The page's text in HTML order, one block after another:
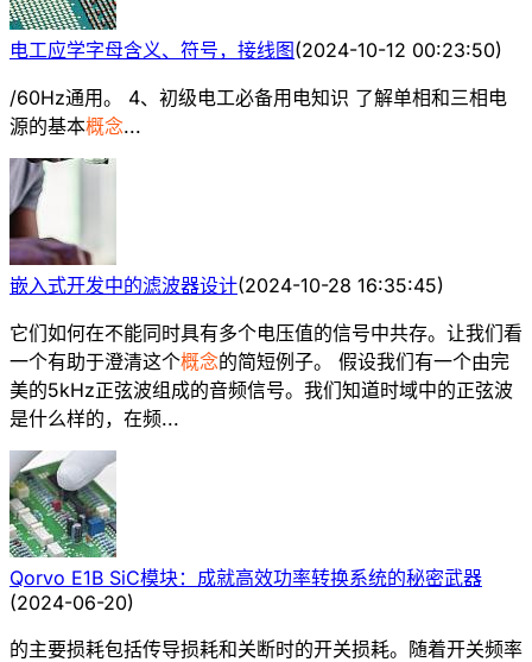
电工应学字母含义、符号，接线图(2024-10-12 00:23:50)
/60Hz通用。 4、初级电工必备用电知识 了解单相和三相电
源的基本概念...
嵌入式开发中的滤波器设计(2024-10-28 16:35:45)
它们如何在不能同时具有多个电压值的信号中共存。让我们看
一个有助于澄清这个概念的简短例子。 假设我们有一个由完
美的5kHz正弦波组成的音频信号。我们知道时域中的正弦波
是什么样的，在频...
Qorvo E1B SiC模块：成就高效功率转换系统的秘密武器
(2024-06-20)
的主要损耗包括传导损耗和关断时的开关损耗。随着开关频率